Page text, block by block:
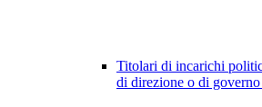
Titolari di incarichi
di direzione o di governo